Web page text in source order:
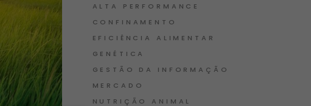
ALTA PERFORMANCE
CONFINAMENTO
EFICIÊNCIA ALIMENTAR
GENÉTICA
GESTÃO DA INFORMAÇÃO
MERCADO
NUTRIÇÃO ANIMAL